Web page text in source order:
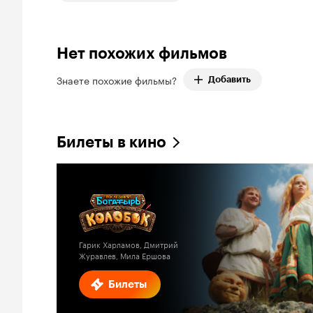
Нет похожих фильмов
Знаете похожие фильмы? Добавить
Билеты в кино
Билеты
Гарик Харламов, Дмитрий
Журавлев, Мила Ершова